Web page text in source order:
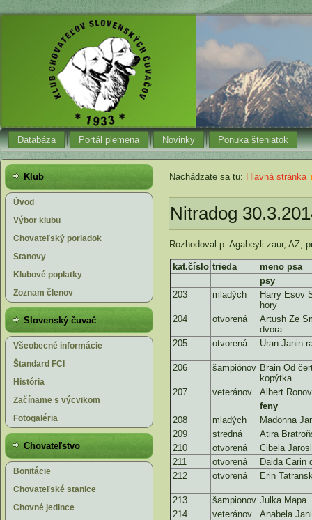
Databáza Portál plemena Novinky Ponuka šteniatok
Klub
Úvod
Výbor klubu
Chovateľský poriadok
Stanovy
Klubové poplatky
Zoznam členov
Slovenský čuvač
Všeobecné informácie
Štandard FCI
História
Začíname s výcvikom
Fotogaléria
Chovateľstvo
Bonitácie
Chovateľské stanice
Chovné jedince
Nachádzate sa tu: Hlavná stránka
Nitradog
Rozhodoval p. Agabeyli zaur, AZ,
kat.číslo trieda
meno psa
psy
203
mladých
Harry Esov
hory
204
otvorená
Artush Ze
dvora
205
otvorená Uran Janin
206 šampiónov Brain Od
kopýtka
207
veteránov
Albert
feny
208
mladých
Madonna
209
stredná
Atira
210
otvorená
Cibela
211
otvorená
Daida Carin
212
otvorená Erin
213 šampionov Julka Mapa
214
veteránov
Anabela